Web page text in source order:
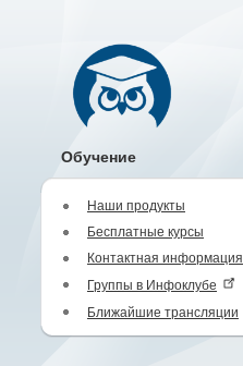
Обучение
Наши продукты
Бесплатные курсы
Контактная информация
Группы в Инфоклубе
Ближайшие трансляции